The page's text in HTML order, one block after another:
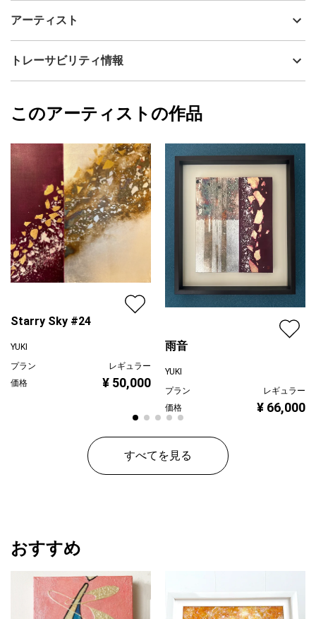
制作年
その他
カラー
その他カラー
ジャンル
日本画
配送目安
二週間以内
アーティスト
YUKI
フォローする
トレーサビリティ情報
YUKI
このアーティストの作品
Starry Sky #24
YUKI
プラン
レギュラー
価格
¥ 50,000
雨音
YUKI
プラン
レギュラー
価格
¥ 66,000
すべてを見る
おすすめ